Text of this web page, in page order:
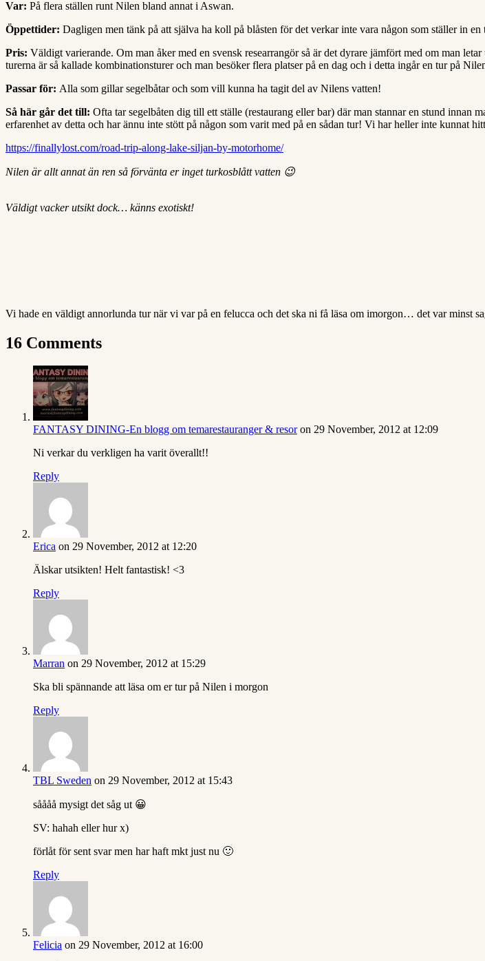
Var: På flera ställen runt Nilen bland annat i Aswan.
Öppettider: Dagligen men tänk på att själva ha koll på blåsten för det verkar inte vara någon som ställer in
Pris: Väldigt varierande. Om man åker med en svensk researrangör så är det dyrare jämfört med om man
turerna är så kallade kombinationsturer och man besöker flera platser på en dag och i detta ingår en tur på
Passar för: Alla som gillar segelbåtar och som vill kunna ha tagit del av Nilens vatten!
Så här går det till: Ofta tar segelbåten dig till ett ställe (restaurang eller bar) där man stannar en stund innan
erfarenhet av detta och har ännu inte stött på någon som varit med på en sådan tur! Vi har heller inte kunnat
https://finallylost.com/road-trip-along-lake-siljan-by-motorhome/
Nilen är allt annat än ren så förvänta er inget turkosblått vatten 😉
Väldigt vacker utsikt dock… känns exotiskt!
Vi hade en väldigt annorlunda tur när vi var på en felucca och det ska ni få läsa om imorgon… det var minst
16 Comments
FANTASY DINING-En blogg om temarestauranger & resor on 29 November, 2012 at 12:09
Ni verkar du verkligen ha varit överallt!!
Reply
Erica on 29 November, 2012 at 12:20
Älskar utsikten! Helt fantastisk! <3
Reply
Marran on 29 November, 2012 at 15:29
Ska bli spännande att läsa om er tur på Nilen i morgon
Reply
TBL Sweden on 29 November, 2012 at 15:43
såååå mysigt det såg ut 😀
SV: hahah eller hur x)
förlåt för sent svar men har haft mkt just nu 🙂
Reply
Felicia on 29 November, 2012 at 16:00